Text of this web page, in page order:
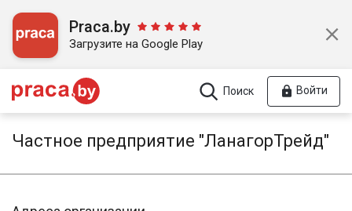
Praca.by
Загрузите на Google Play
Поиск Войти
Частное предприятие "ЛанагорТрейд"